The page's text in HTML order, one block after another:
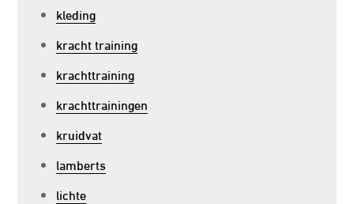
kleding
kracht training
krachttraining
krachttrainingen
kruidvat
lamberts
lichte